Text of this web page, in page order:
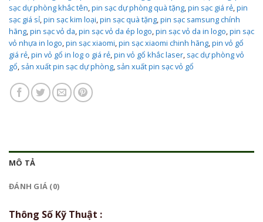
sạc dự phòng khắc tên,pin sạc dự phòng quà tặng,pin sạc giá rẻ,pin
sạc giá sỉ,pin sạc kim loại,pin sạc quà tặng,pin sạc samsung chính
hãng,pin sạc vỏ da,pin sạc vỏ da ép logo,pin sạc vỏ da in logo,pin sạc
vỏ nhựa in logo,pin sạc xiaomi,pin sạc xiaomi chinh hãng,pin vỏ gổ
giá rẻ,pin vỏ gổ in log o giá rẻ,pin vỏ gổ khắc laser, sạc dự phòng vỏ
gổ, sản xuất pin sạc dự phòng, sản xuất pin sạc vỏ gổ
MÔ TẢ
ĐÁNH GIÁ (0)
Thông Số Kỹ Thuật :